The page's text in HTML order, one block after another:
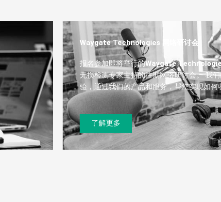
Waygate Technologies 网络研讨会
报名参加即将举行的Waygate
无损检测专家主持的往期网络研讨会。 我
验，通过我们的产品和服务，帮您实现如何
了解更多